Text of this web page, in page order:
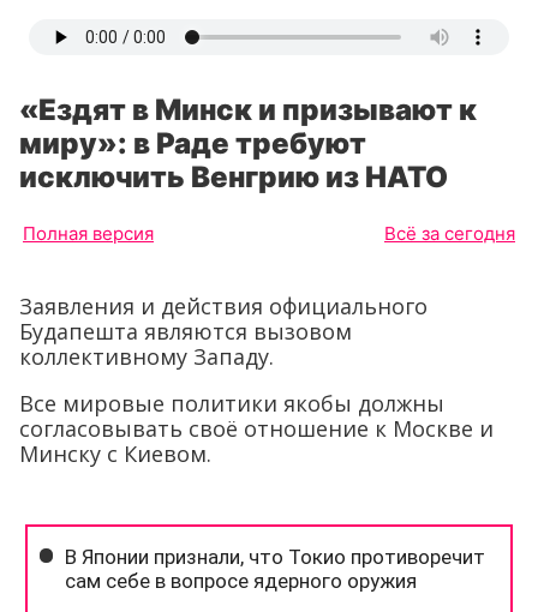
«Ездят в Минск и призывают к
миру»: в Раде требуют
исключить Венгрию из НАТО
Полная версия Всё за сегодня
Заявления и действия официального
Будапешта являются вызовом
коллективному Западу.
Все мировые политики якобы должны
согласовывать своё отношение к Москве и
Минску с Киевом.